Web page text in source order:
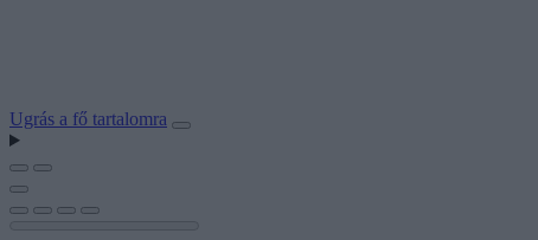
Ugrás a fő tartalomra